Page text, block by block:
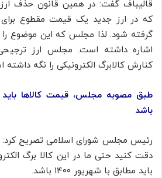
قالیباف گفت: در همین قانون حذف
که در ارز جدید یک قیمت مقطوع
گرفته شود. لذا مجلس که این موضوع
اشاره داشته است. مجلس ارز
کنارش کالابرگ الکترونیکی را نگه
باشد
رئیس مجلس شورای اسلامی تصریح کرد:
دقت کنید حتی ما در این کالا برگ
باید مطابق با شهریور
باشد.